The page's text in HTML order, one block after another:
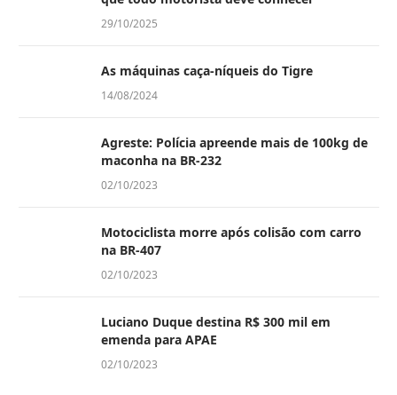
29/10/2025
As máquinas caça-níqueis do Tigre
14/08/2024
Agreste: Polícia apreende mais de 100kg de
maconha na BR-232
02/10/2023
Motociclista morre após colisão com carro
na BR-407
02/10/2023
Luciano Duque destina R$ 300 mil em
emenda para APAE
02/10/2023